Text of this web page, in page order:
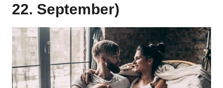
22. September)